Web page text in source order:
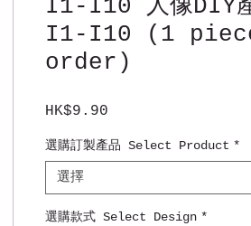
I1-I10 人像DIY
I1-I10 (1
order)
HK$9.90
選購訂製產品 Select Product *
選擇
選購款式 Select Design *